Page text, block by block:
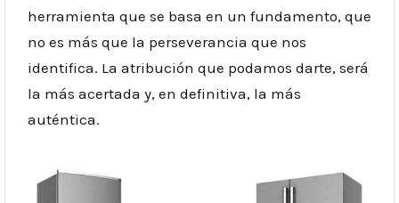
herramienta que se basa en un fundamento, que
no es más que la perseverancia que nos
identifica. La atribución que podamos darte, será
la más acertada y, en definitiva, la más
auténtica.